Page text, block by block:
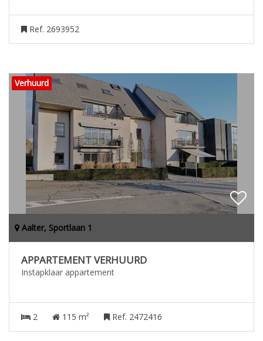
Ref. 2693952
Verhuurd
Aalter, Sportlaan 1
APPARTEMENT VERHUURD
Instapklaar appartement
2 115 m² Ref. 2472416